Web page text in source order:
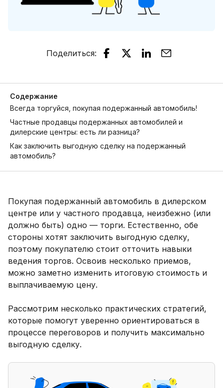
Поделиться:
Содержание
Всегда торгуйся, покупая подержанный автомобиль!
Частные продавцы подержанных автомобилей и
дилерские центры: есть ли разница?
Как заключить выгодную сделку на подержанный
автомобиль?
Покупая подержанный автомобиль в дилерском
центре или у частного продавца, неизбежно (или
должно быть) одно — торги. Естественно, обе
стороны хотят заключить выгодную сделку,
поэтому покупателю стоит отточить навыки
ведения торгов. Освоив несколько приемов,
можно заметно изменить итоговую стоимость и
выплачиваемую цену.
Рассмотрим несколько практических стратегий,
которые помогут уверенно ориентироваться в
процессе переговоров и получить максимально
выгодную сделку.